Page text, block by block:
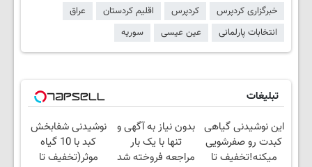
خبرگزاری کردپرس کردپرس اقلیم کردستان
عراق
انتخابات پارلمانی
عین عیسی سوریه
تبلیغات
این نوشیدنی گیاهی
کبدت رو صفرشویی
میکنه!تخفیف تا
بدون نیاز به آگهی و
تنها با یک بار
مراجعه فروخته شد
نوشیدنی شفابخش
کبد با 10 گیاه
موثر(تخفیف تا